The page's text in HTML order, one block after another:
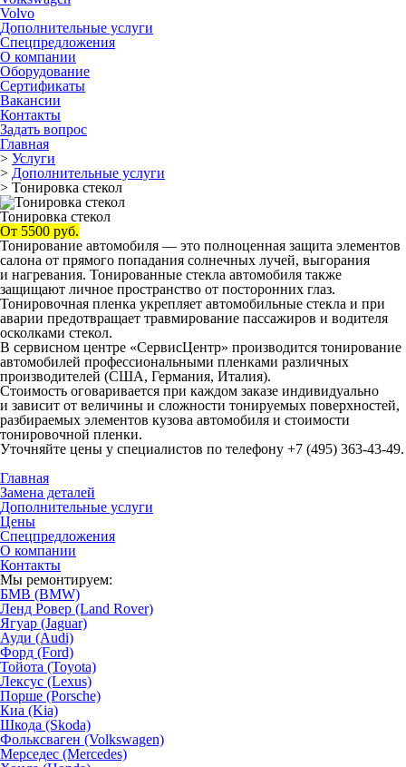
Volvo
Дополнительные услуги
Спецпредложения
О компании
Оборудование
Сертификаты
Вакансии
Контакты
Задать вопрос
Главная
> Услуги
> Дополнительные услуги
> Тонировка стекол
Тонировка стекол
От 5500 руб.
Тонирование автомобиля — это полноценная защита элементов
салона от прямого попадания солнечных лучей, выгорания
и нагревания. Тонированные стекла автомобиля также
защищают личное пространство от посторонних глаз.
Тонировочная пленка укрепляет автомобильные стекла и при
аварии предотвращает травмирование пассажиров и водителя
осколками стекол.
В сервисном центре «СервисЦентр» производится тонирование
автомобилей профессиональными пленками различных
производителей (США, Германия, Италия).
Стоимость оговаривается при каждом заказе индивидуально
и зависит от величины и сложности тонируемых поверхностей,
разбираемых элементов кузова автомобиля и стоимости
тонировочной пленки.
Уточняйте цены у специалистов по телефону +7 (495) 363-43-49.
Главная
Замена деталей
Дополнительные услуги
Цены
Спецпредложения
О компании
Контакты
Мы ремонтируем:
БМВ (BMW)
Ленд Ровер (Land Rover)
Ягуар (Jaguar)
Ауди (Audi)
Форд (Ford)
Тойота (Toyota)
Лексус (Lexus)
Порше (Porsche)
Киа (Kia)
Шкода (Skoda)
Фольксваген (Volkswagen)
Мерседес (Mercedes)